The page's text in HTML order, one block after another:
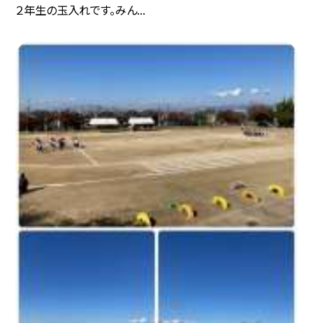
２年生の玉入れです。みん...